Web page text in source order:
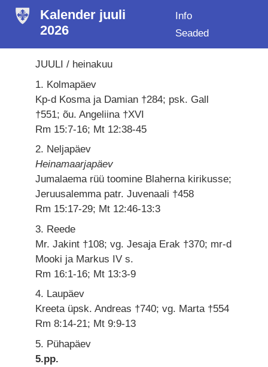
Kalender juuli
2026
Info
Seaded
JUULI / heinakuu
1. Kolmapäev
Kp-d Kosma ja Damian †284; psk. Gall
†551; õu. Angeliina †XVI
Rm 15:7-16; Mt 12:38-45
2. Neljapäev
Heinamaarjapäev
Jumalaema rüü toomine Blaherna kirikusse;
Jeruusalemma patr. Juvenaali †458
Rm 15:17-29; Mt 12:46-13:3
3. Reede
Mr. Jakint †108; vg. Jesaja Erak †370; mr-d
Mooki ja Markus IV s.
Rm 16:1-16; Mt 13:3-9
4. Laupäev
Kreeta üpsk. Andreas †740; vg. Marta †554
Rm 8:14-21; Mt 9:9-13
5. Pühapäev
5.pp.